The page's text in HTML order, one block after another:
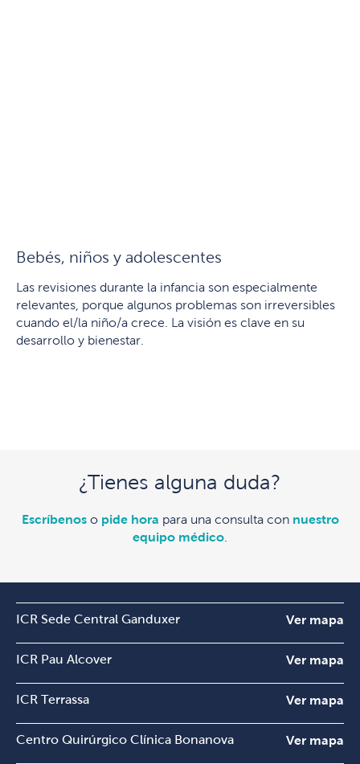
Bebés, niños y adolescentes
Las revisiones durante la infancia son especialmente
relevantes, porque algunos problemas son irreversibles
cuando el/la niño/a crece. La visión es clave en su
desarrollo y bienestar.
¿Tienes alguna duda?
Escríbenoso pide hora para una consulta con nuestro
equipo médico
ICR Sede Central Ganduxer Ver mapa
ICR Pau Alcover Ver mapa
ICR Terrassa Ver mapa
Centro Quirúrgico Clínica Bonanova Ver mapa